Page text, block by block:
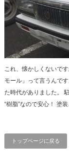
これ、懐かしくないで
モール」って言うんで
た時代がありました。
“樹脂”なので安心！ 塗
トップページに戻る